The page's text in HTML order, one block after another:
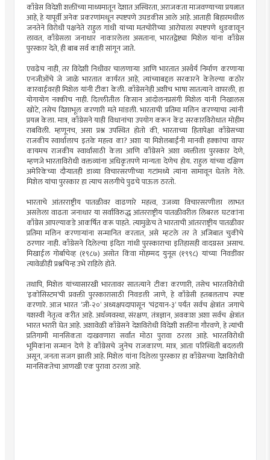
काँग्रेस विदेशी शक्तींच्या माध्यमातून देशात अस्थिरता, अराजकता माजवण्याच्या प्रयत्नात
आहे, हे यापूर्वी अनेक प्रकरणांमधून स्पष्टपणे उघडकीस आले आहे. आताही बिहारमधील
जनतेने विरोधी पक्षनेते राहुल गांधी यांच्या मतचोरीच्या आरोपाला स्पष्टपणे धुडकावून
लावत, काँग्रेसला जनाधार नाकारलेला असताना, भारतद्वेष्ट्या मिशेल यांना काँग्रेस
पुरस्कार देते, ही बाब सर्व काही सांगून जाते.
एवढेच नाही, तर विदेशी निधीवर चालणार्‍या आणि भारतात अस्थैर्य निर्माण करणार्‍या
एनजीओंचे जे जाळे भारतात कार्यरत आहे, त्यांच्याबद्दल सरकारने केलेल्या कठोर
कारवाईवरही मिशेल यांनी टीका केली. काँग्रेसनेही अशीच भाषा सातत्याने वापरली, हा
योगायोग नक्कीच नाही. दिल्लीतील किसान आंदोलनप्रसंगी मिशेल यांनी निखालस
खोटे, तसेच दिशाभूल करणारी मते मांडली. भारताची प्रतिमा मलिन करण्याचा त्यांनी
प्रयत्न केला. मात्र, काँग्रेसने याही विधानांचा उपयोग करून केंद्र सरकारविरोधात मोहीम
राबविली. म्हणूनच, असा प्रश्न उपस्थित होतो की, भारताच्या हितापेक्षा काँग्रेसच्या
राजकीय स्वार्थालाच इतके महत्त्व का? अशा या मिशेलबाईंनी मानवी हक्कांचा वापर
कायमच राजकीय स्वार्थासाठी केला आणि काँग्रेसने अशा व्यक्तीला पुरस्कार देणे,
म्हणजे भारताविरोधी वक्तव्यांना अधिकृतपणे मान्यता देणेच होय. राहुल यांच्या दक्षिण
अमेरिकेच्या दौर्‍यातही डाव्या विचारसरणीच्या गटांमध्ये त्यांना सामावून घेतले गेले.
मिशेल यांचा पुरस्कार हा त्याच सलगीचे पुढचे पाऊल ठरतो.
भारताचे आंतरराष्ट्रीय पातळीवर वाढणारे महत्त्व, उजव्या विचारसरणीला लाभत
असलेला वाढता जनाधार या सर्वांविरुद्ध आंतरराष्ट्रीय पातळीवरील लिबरल घटकांना
काँग्रेस आपल्याकडे आकर्षित करू पाहते. त्यामुळेच ते भारताची आंतरराष्ट्रीय पातळीवर
प्रतिमा मलिन करणार्‍यांना सन्मानित करतात, असे म्हटले तर ते अजिबात चुकीचे
ठरणार नाही. काँग्रेसने दिलेल्या इंदिरा गांधी पुरस्काराचा इतिहासही वादग्रस्त असाच.
मिखाईल गोर्बाचेव्ह (१९८७) असोत किंवा मोहम्मद युनूस (१९९८) यांच्या निवडींवर
त्यावेळीही प्रश्नचिन्ह उभे राहिले होते.
तथापि, मिशेल यांच्यासारखी भारतावर सातत्याने टीका करणारी, तसेच भारतविरोधी
‘इकोसिस्टम’ची प्रवक्ती पुरस्कारासाठी निवडली जाणे, हे काँग्रेसी हतबलताच स्पष्ट
करणारे. आज भारत ‘जी-२०’ अध्यक्षपदापासून ‘चंद्रयान-३’ पर्यंत सर्वच क्षेत्रांत जगाचे
यशस्वी नेतृत्व करीत आहे. अर्थव्यवस्था, संरक्षण, तंत्रज्ञान, अवकाश अशा सर्वच क्षेत्रांत
भारत भरारी घेत आहे. अशावेळी काँग्रेसने देशविरोधी विदेशी शक्तींना गौरवणे, हे त्यांची
प्रतिगामी मानसिकता दाखवणारा सर्वांत मोठा पुरावा ठरला आहे. भारतविरोधी
भूमिकांना सन्मान देणे हे काँग्रेसचे जुनेच राजकारण. मात्र, आता परिस्थिती बदलली
असून, जनता सजग झाली आहे. मिशेल यांना दिलेला पुरस्कार हा काँग्रेसच्या देशविरोधी
मानसिकतेचा आणखी एक पुरावा ठरला आहे.